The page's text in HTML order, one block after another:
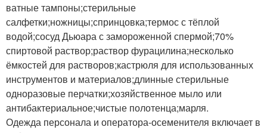
ватные тампоны;стерильные
салфетки;ножницы;спринцовка;термос с тёплой
водой;сосуд Дьюара с замороженной спермой;70%
спиртовой раствор;раствор фурацилина;несколько
ёмкостей для растворов;кастрюля для использованных
инструментов и материалов;длинные стерильные
одноразовые перчатки;хозяйственное мыло или
антибактериальное;чистые полотенца;марля.
Одежда персонала и оператора-осеменителя включает в